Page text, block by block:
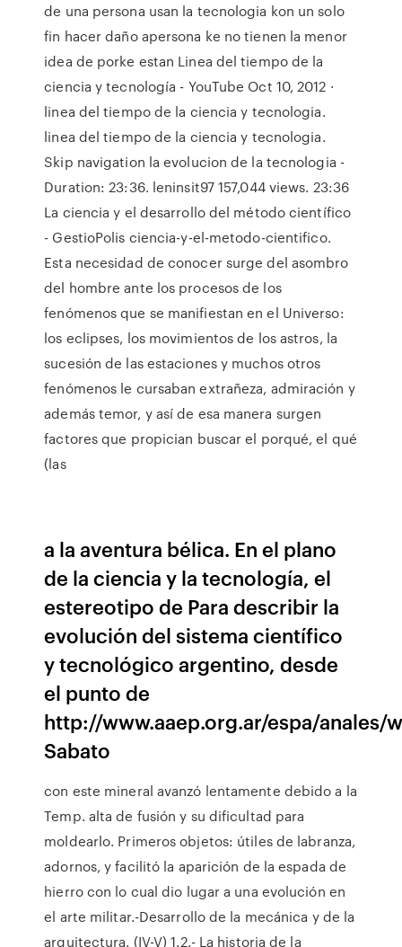
de una persona usan la tecnologia kon un solo
fin hacer daño apersona ke no tienen la menor
idea de porke estan Linea del tiempo de la
ciencia y tecnología - YouTube Oct 10, 2012 ·
linea del tiempo de la ciencia y tecnologia.
linea del tiempo de la ciencia y tecnologia.
Skip navigation la evolucion de la tecnologia -
Duration: 23:36. leninsit97 157,044 views. 23:36
La ciencia y el desarrollo del método científico
- GestioPolis ciencia-y-el-metodo-cientifico.
Esta necesidad de conocer surge del asombro
del hombre ante los procesos de los
fenómenos que se manifiestan en el Universo:
los eclipses, los movimientos de los astros, la
sucesión de las estaciones y muchos otros
fenómenos le cursaban extrañeza, admiración y
además temor, y así de esa manera surgen
factores que propician buscar el porqué, el qué
(las
a la aventura bélica. En el plano
de la ciencia y la tecnología, el
estereotipo de Para describir la
evolución del sistema científico
y tecnológico argentino, desde
el punto de
http://www.aaep.org.ar/espa/anales/
Sabato
con este mineral avanzó lentamente debido a la
Temp. alta de fusión y su dificultad para
moldearlo. Primeros objetos: útiles de labranza,
adornos, y facilitó la aparición de la espada de
hierro con lo cual dio lugar a una evolución en
el arte militar.-Desarrollo de la mecánica y de la
arquitectura. (IV-V) 1.2.- La historia de la